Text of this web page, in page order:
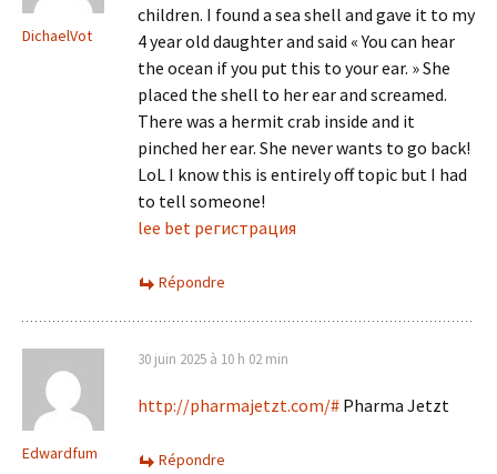
DichaelVot
children. I found a sea shell and gave it to my
4 year old daughter and said « You can hear
the ocean if you put this to your ear. » She
placed the shell to her ear and screamed.
There was a hermit crab inside and it
pinched her ear. She never wants to go back!
LoL I know this is entirely off topic but I had
to tell someone!
lee bet регистрация
Répondre
Edwardfum
30 juin 2025 à 10 h 02 min
http://pharmajetzt.com/# Pharma Jetzt
Répondre